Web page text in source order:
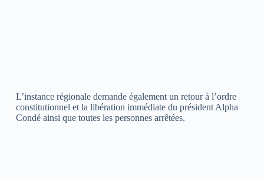
L’instance régionale demande également un retour à l’ordre
constitutionnel et la libération immédiate du président Alpha
Condé ainsi que toutes les personnes arrêtées.